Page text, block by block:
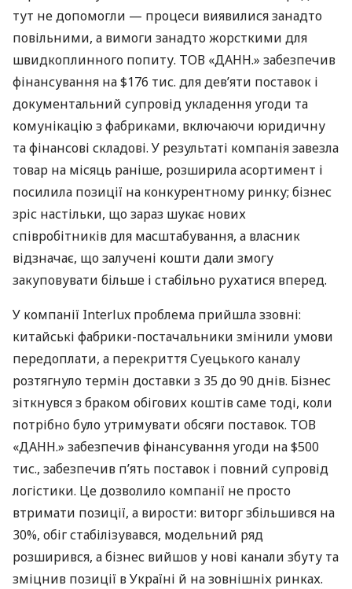
тут не допомогли — процеси виявилися занадто
повільними, а вимоги занадто жорсткими для
швидкоплинного попиту. ТОВ «ДАНН.» забезпечив
фінансування на $176 тис. для дев’яти поставок і
документальний супровід укладення угоди та
комунікацію з фабриками, включаючи юридичну
та фінансові складові. У результаті компанія завезла
товар на місяць раніше, розширила асортимент і
посилила позиції на конкурентному ринку; бізнес
зріс настільки, що зараз шукає нових
співробітників для масштабування, а власник
відзначає, що залучені кошти дали змогу
закуповувати більше і стабільно рухатися вперед.
У компанії Interlux проблема прийшла ззовні:
китайські фабрики-постачальники змінили умови
передоплати, а перекриття Суецького каналу
розтягнуло термін доставки з 35 до 90 днів. Бізнес
зіткнувся з браком обігових коштів саме тоді, коли
потрібно було утримувати обсяги поставок. ТОВ
«ДАНН.» забезпечив фінансування угоди на $500
тис., забезпечив п’ять поставок і повний супровід
логістики. Це дозволило компанії не просто
втримати позиції, а вирости: виторг збільшився на
30%, обіг стабілізувався, модельний ряд
розширився, а бізнес вийшов у нові канали збуту та
зміцнив позиції в Україні й на зовнішніх ринках.